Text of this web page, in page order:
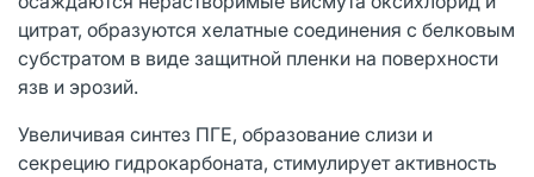
цитрат, образуются хелатные соединения с белковым
субстратом в виде защитной пленки на поверхности
язв и эрозий.
Увеличивая синтез ПГЕ, образование слизи и
секрецию гидрокарбоната, стимулирует активность